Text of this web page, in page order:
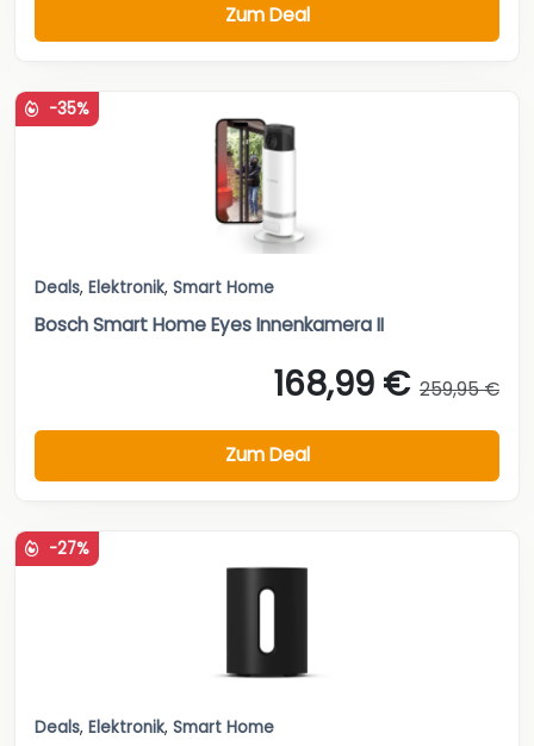
Zum Deal
-35%
Deals, Elektronik, Smart Home
Bosch Smart Home Eyes Innenkamera II
168,99 € 259,95 €
Zum Deal
-27%
Deals, Elektronik, Smart Home